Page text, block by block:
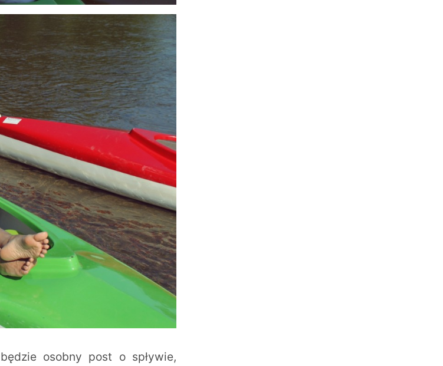
będzie osobny post o spływie,